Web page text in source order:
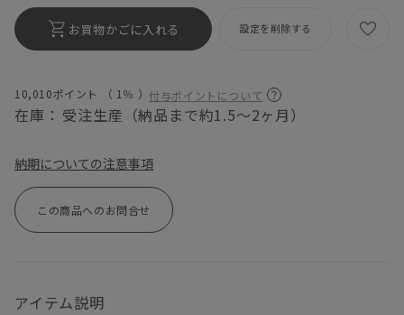
10,010ポイント （ 1％ ） 付与ポイントについて
在庫： 受注生産（納品まで約1.5～2ヶ月）
お買物かごに入れる 設定を削除する
納期についての注意事項
この商品へのお問合せ
アイテム説明